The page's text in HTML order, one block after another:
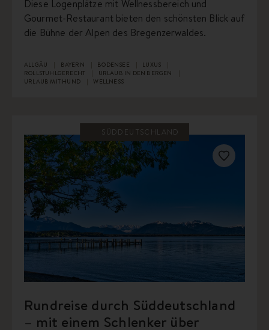
Diese Logenplätze mit Wellnessbereich und
Gourmet-Restaurant bieten den schönsten Blick auf
die Bühne der Alpen des Bregenzerwaldes.
ALLGÄU BAYERN BODENSEE
LUXUS
ROLLSTUHLGERECHT
URLAUB IN DEN BERGEN
URLAUB MIT HUND
WELLNESS
SÜDDEUTSCHLAND
Rundreise durch Süddeutschland
– mit einem Schlenker über